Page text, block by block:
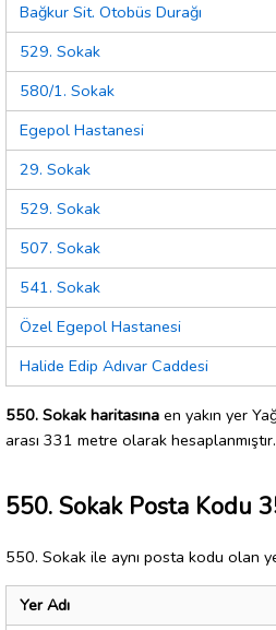
Bağkur Sit. Otobüs Durağı
529. Sokak
580/1. Sokak
Egepol Hastanesi
29. Sokak
529. Sokak
507. Sokak
541. Sokak
Özel Egepol Hastanesi
Halide Edip Adıvar Caddesi
550. Sokak haritasına en yakın yer
arası 331 metre olarak hesaplanmıştır.
550. Sokak Posta Kodu
550. Sokak ile aynı posta kodu olan
Yer Adı